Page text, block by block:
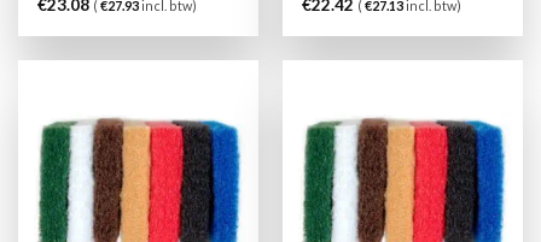
€23.08 (€27.93incl. btw)
€22.42 (€27.13incl. btw)